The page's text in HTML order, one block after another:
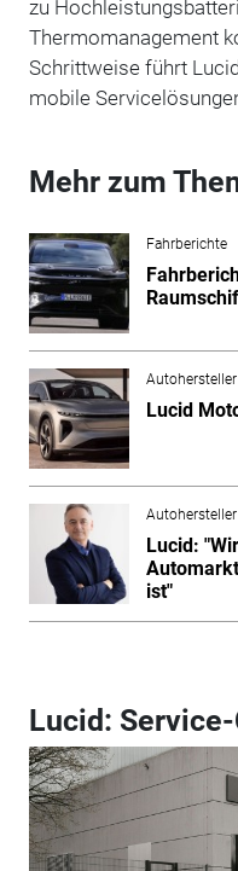
zu
Thermomanagement
Schrittweise führt
mobile
Mehr zum
Fahrberichte
Autohersteller
Lucid
Autohersteller
Lucid:
ist"
Lucid: